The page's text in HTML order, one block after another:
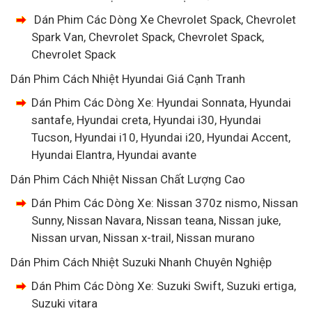
Dán Phim Các Dòng Xe Chevrolet Spack, Chevrolet
Spark Van, Chevrolet Spack, Chevrolet Spack,
Chevrolet Spack
Dán Phim Cách Nhiệt Hyundai Giá Cạnh Tranh
Dán Phim Các Dòng Xe: Hyundai Sonnata, Hyundai
santafe, Hyundai creta, Hyundai i30, Hyundai
Tucson, Hyundai i10, Hyundai i20, Hyundai Accent,
Hyundai Elantra, Hyundai avante
Dán Phim Cách Nhiệt Nissan Chất Lượng Cao
Dán Phim Các Dòng Xe: Nissan 370z nismo, Nissan
Sunny, Nissan Navara, Nissan teana, Nissan juke,
Nissan urvan, Nissan x-trail, Nissan murano
Dán Phim Cách Nhiệt Suzuki Nhanh Chuyên Nghiệp
Dán Phim Các Dòng Xe: Suzuki Swift, Suzuki ertiga,
Suzuki vitara